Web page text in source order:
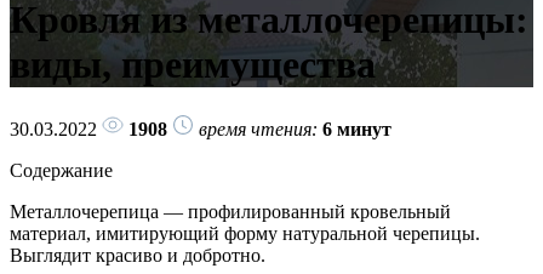
Кровля из металлочерепицы:
виды, преимущества
30.03.2022 1908 время чтения: 6 минут
Содержание
Металлочерепица — профилированный кровельный
материал, имитирующий форму натуральной черепицы.
Выглядит красиво и добротно.